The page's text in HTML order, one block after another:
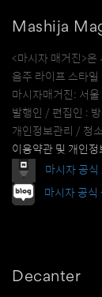
Mashija
<마시자 매거진>은
음주 라이프 스타
마시자매거진: 서
발행인 / 편집인 :
개인정보관리 / 청
이용약관 및 개인정
마시자 공식
마시자 공식
Decanter